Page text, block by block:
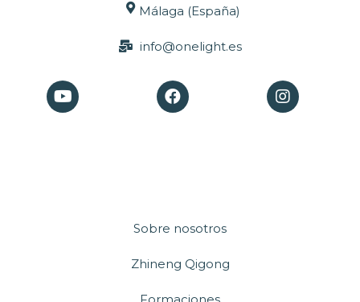
Málaga (España)
info@onelight.es
Sobre nosotros
Zhineng Qigong